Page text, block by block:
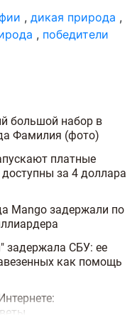
, дикая природа ,
, победители
большой набор в
Фамилия (фото)
платные
за 4 доллара
Mango задержали по
задержала СБУ: ее
как помощь